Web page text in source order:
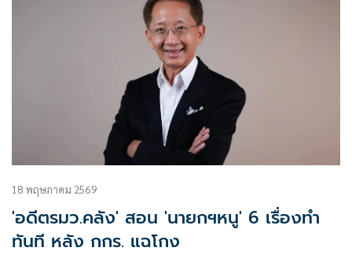
จากกรณีที่นายจุรี นุ่มแก้ว สมาชิกสภาผู้แทนราษฎร(ส.ส.)
18 พฤษภาคม 2569
'อดีตรมว.คลัง' สอน 'นายกฯหนู' 6 เรื่องทำ
ทันที หลัง กกร. แฉโกง